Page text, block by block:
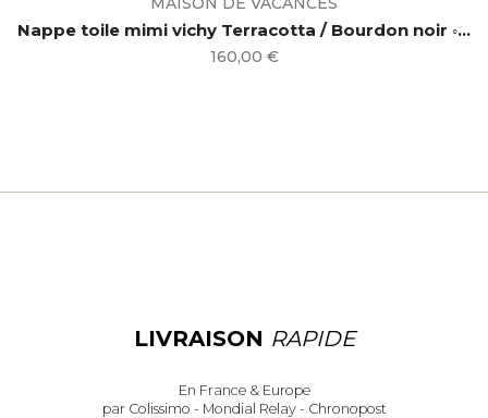
Nappe toile mimi vichy Terracotta / Bourdon noir ◦...
Prix
160,00 €
LIVRAISON RAPIDE
En France & Europe
par Colissimo - Mondial Relay - Chronopost